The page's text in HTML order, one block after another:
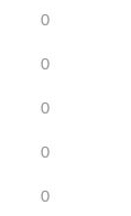
0
0
0
0
0